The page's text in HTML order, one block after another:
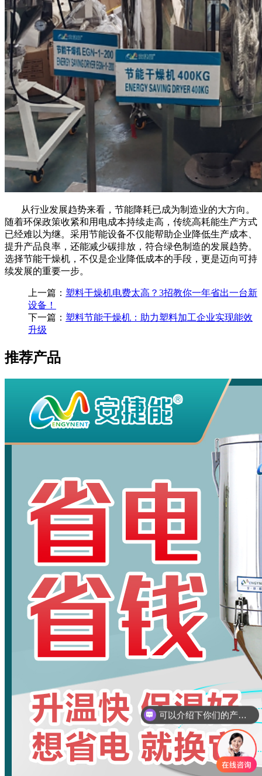
从行业发展趋势来看，节能降耗已成为制造业的大方向。
随着环保政策收紧和用电成本持续走高，传统高耗能生产方式
已经难以为继。采用节能设备不仅能帮助企业降低生产成本、
提升产品良率，还能减少碳排放，符合绿色制造的发展趋势。
选择节能干燥机，不仅是企业降低成本的手段，更是迈向可持
续发展的重要一步。
上一篇： 塑料干燥机电费太高？3招教你一年省出一台新
设备！
下一篇： 塑料节能干燥机：助力塑料加工企业实现能效
升级
推荐产品
你们是怎么收费的呢？